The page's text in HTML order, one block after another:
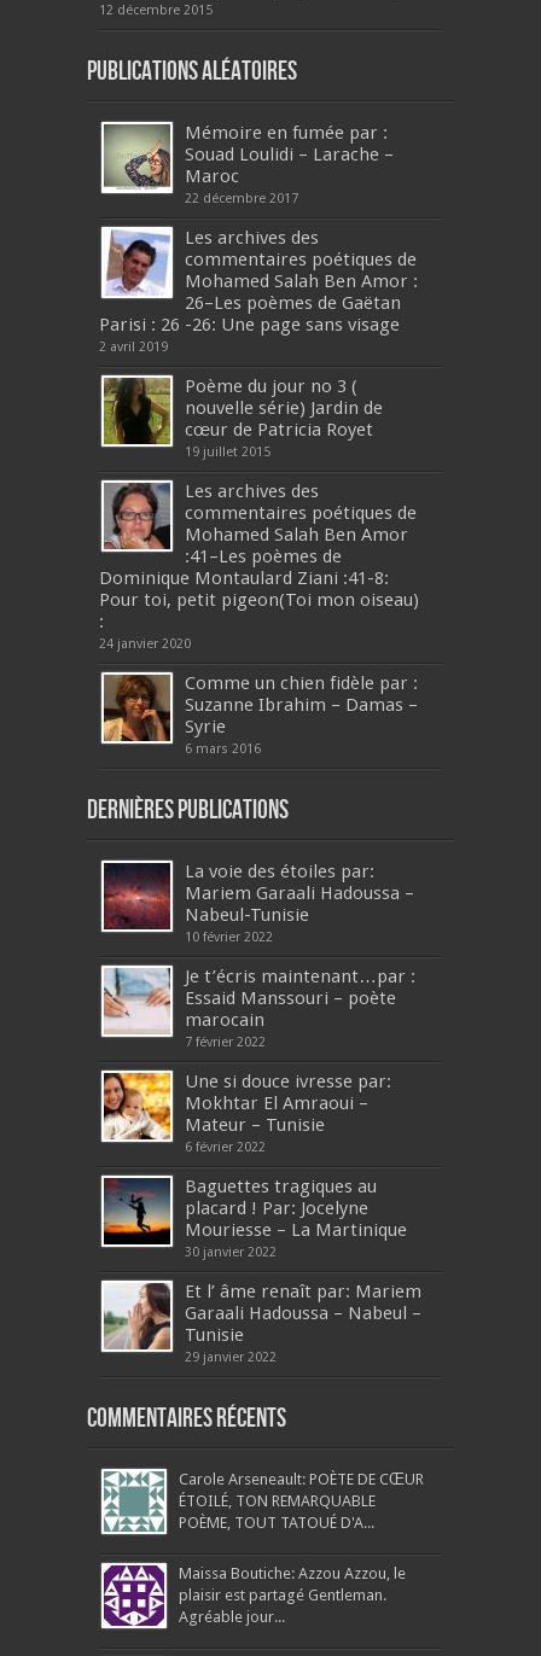
12 décembre 2015
Publications aléatoires
Mémoire en fumée par :
Souad Loulidi – Larache –
Maroc
22 décembre 2017
Les archives des
commentaires poétiques de
Mohamed Salah Ben Amor :
26–Les poèmes de Gaëtan
Parisi : 26 -26: Une page sans visage
2 avril 2019
Poème du jour no 3 (
nouvelle série) Jardin de
cœur de Patricia Royet
19 juillet 2015
Les archives des
commentaires poétiques de
Mohamed Salah Ben Amor
:41–Les poèmes de
Dominique Montaulard Ziani :41-8:
Pour toi, petit pigeon(Toi mon oiseau)
:
24 janvier 2020
Comme un chien fidèle par :
Suzanne Ibrahim – Damas –
Syrie
6 mars 2016
Dernières publications
La voie des étoiles par:
Mariem Garaali Hadoussa –
Nabeul-Tunisie
10 février 2022
Je t’écris maintenant…par :
Essaid Manssouri – poète
marocain
7 février 2022
Une si douce ivresse par:
Mokhtar El Amraoui –
Mateur – Tunisie
6 février 2022
Baguettes tragiques au
placard ! Par: Jocelyne
Mouriesse – La Martinique
30 janvier 2022
Et l’ âme renaît par: Mariem
Garaali Hadoussa – Nabeul –
Tunisie
29 janvier 2022
Commentaires récents
Carole Arseneault: POÈTE DE CŒUR
ÉTOILÉ, TON REMARQUABLE
POÈME, TOUT TATOUÉ D'A...
Maissa Boutiche: Azzou Azzou, le
plaisir est partagé Gentleman.
Agréable jour...